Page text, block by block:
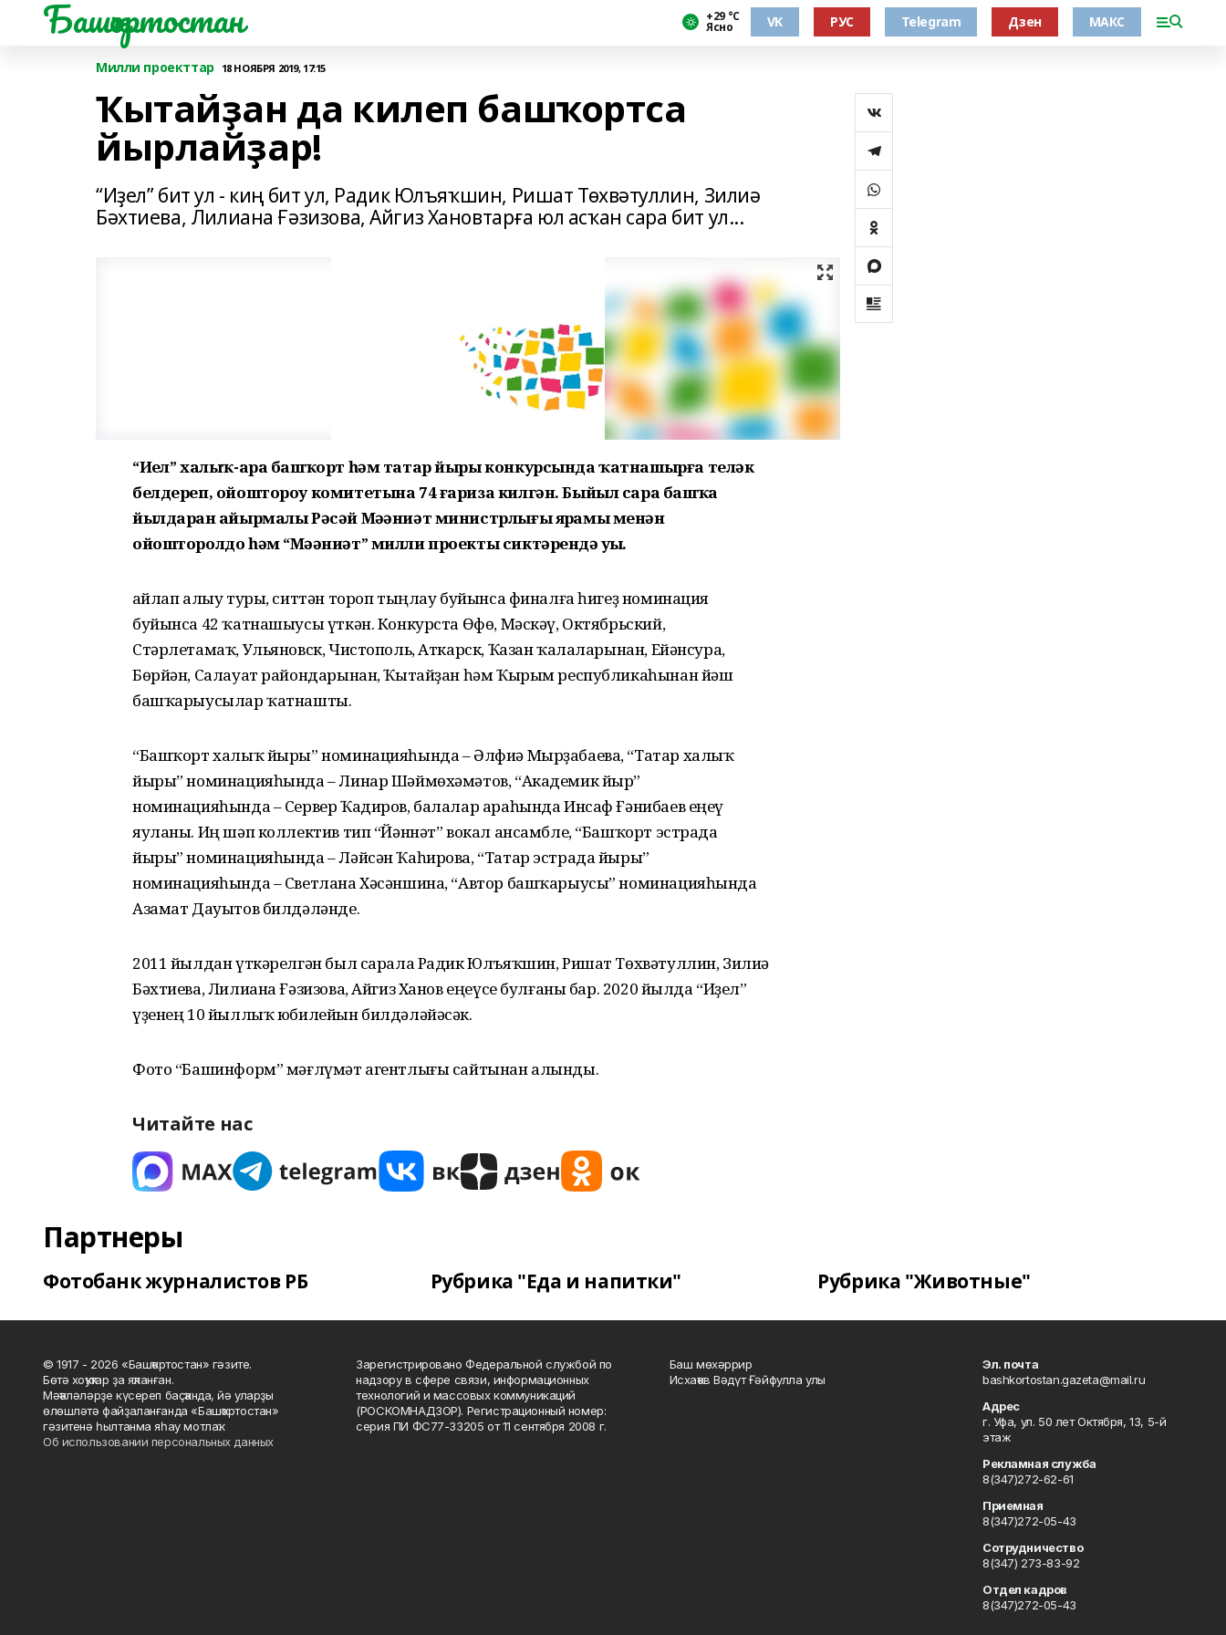
Башҡортостан +29 °С
Ясно VK РУС Telegram Дзен МАКС
Милли проекттар 18 НОЯБРЯ 2019, 17:15
Ҡытайҙан да килеп башҡортса
йырлайҙар!
“Иҙел” бит ул - киң бит ул, Радик Юлъяҡшин, Ришат Төхвәтуллин, Зилиә
Бәхтиева, Лилиана Ғәзизова, Айгиз Хановтарға юл асҡан сара бит ул...
“Иҙел” халыҡ-ара башҡорт һәм татар йыры конкурсында ҡатнашырға теләк
белдереп, ойоштороу комитетына 74 ғариза килгән. Быйыл сара башҡа
йылдарҙан айырмалы Рәсәй Мәҙәниәт министрлығы ярҙамы менән
ойошторолдо һәм “Мәҙәниәт” милли проекты сиктәрендә уҙҙы.
Һайлап алыу туры, ситтән тороп тыңлау буйынса финалға һигеҙ номинация
буйынса 42 ҡатнашыусы үткән. Конкурста Өфө, Мәскәү, Октябрьский,
Стәрлетамаҡ, Ульяновск, Чистополь, Аткарск, Ҡазан ҡалаларынан, Ейәнсура,
Бөрйән, Салауат райондарынан, Ҡытайҙан һәм Ҡырым республикаһынан йәш
башҡарыусылар ҡатнашты.
“Башҡорт халыҡ йыры” номинацияһында – Әлфиә Мырҙабаева, “Татар халыҡ
йыры” номинацияһында – Линар Шәймөхәмәтов, “Академик йыр”
номинацияһында – Сервер Ҡадиров, балалар араһында Инсаф Ғәнибаев еңеү
яуланы. Иң шәп коллектив тип “Йәннәт” вокал ансамбле, “Башҡорт эстрада
йыры” номинацияһында – Ләйсән Ҡаһирова, “Татар эстрада йыры”
номинацияһында – Светлана Хәсәншина, “Автор башҡарыусы” номинацияһында
Азамат Дауытов билдәләнде.
2011 йылдан үткәрелгән был сарала Радик Юлъяҡшин, Ришат Төхвәтуллин, Зилиә
Бәхтиева, Лилиана Ғәзизова, Айгиз Ханов еңеүсе булғаны бар. 2020 йылда “Иҙел”
үҙенең 10 йыллыҡ юбилейын билдәләйәсәк.
Фото “Башинформ” мәғлүмәт агентлығы сайтынан алынды.
Читайте нас
Партнеры
Фотобанк журналистов РБ Рубрика "Еда и напитки" Рубрика "Животные"
© 1917 - 2026 «Башҡортостан» гәзите.
Бөтә хоҡуҡтар ҙа яҡланған.
Мәҡәләләрҙе күсереп баҫҡанда, йә уларҙы
өлөшләтә файҙаланғанда «Башҡортостан»
гәзитенә һылтанма яһау мотлаҡ.
Об использовании персональных данных
Зарегистрировано Федеральной службой по
надзору в сфере связи, информационных
технологий и массовых коммуникаций
(РОСКОМНАДЗОР). Регистрационный номер:
серия ПИ ФС77-33205 от 11 сентября 2008 г.
Баш мөхәррир
Исхаҡов Вәдүт Ғәйфулла улы
Эл. почта
bashkortostan.gazeta@mail.ru
Адрес
г. Уфа, ул. 50 лет Октября, 13, 5-й
этаж
Рекламная служба
8(347)272-62-61
Приемная
8(347)272-05-43
Сотрудничество
8(347) 273-83-92
Отдел кадров
8(347)272-05-43